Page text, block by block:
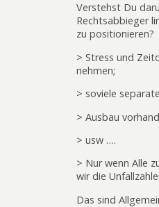
Verstehst Du
Rechtsabbieger
zu positionieren?
> Stress und
nehmen;
> soviele
> Ausbau
> usw ….
> Nur wenn Alle
wir die
Das sind